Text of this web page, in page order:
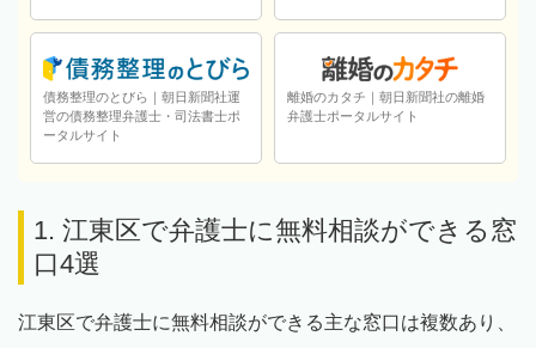
債務整理のとびら｜朝日新聞社運
営の債務整理弁護士・司法書士ポ
ータルサイト
離婚のカタチ｜朝日新聞社の離婚
弁護士ポータルサイト
1. 江東区で弁護士に無料相談ができる窓
口4選
江東区で弁護士に無料相談ができる主な窓口は複数あり、